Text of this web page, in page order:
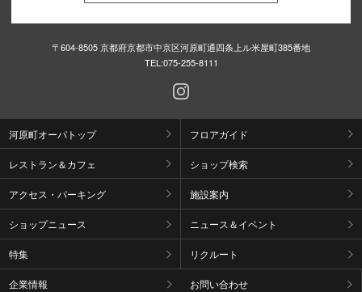
〒604-8505 京都府京都市中京区河原町通四条上ル米屋町385番地
TEL:075-255-8111
河原町オーパトップ フロアガイド
レストラン＆カフェ ショップ検索
アクセス・パーキング 施設案内
ショップニュース ニュース＆イベント
特集 リクルート
企業情報 お問い合わせ